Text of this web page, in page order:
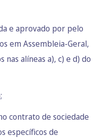
e aprovado por pelo
em Assembleia-Geral,
nas alíneas a), c) e d) do
contrato de sociedade
específicos de